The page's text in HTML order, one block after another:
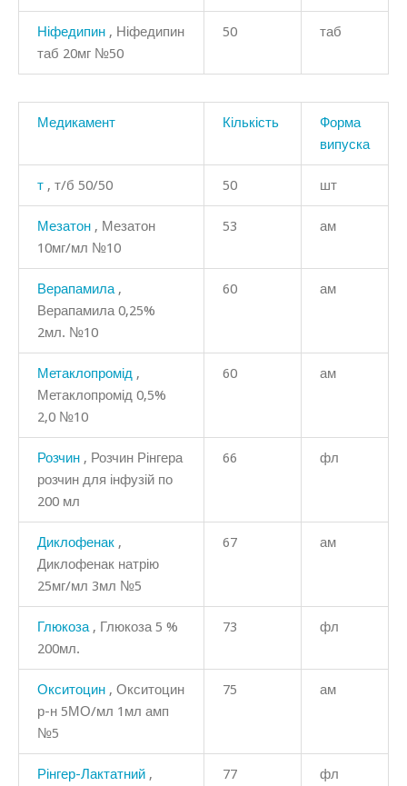
Ніфедипин , Ніфедипин
таб 20мг №50
50 таб
Медикамент Кількість
Форма
випуска
т , т/б 50/50 50 шт
Мезатон , Мезатон
10мг/мл №10
53 ам
Верапамила ,
Верапамила 0,25%
2мл. №10
60 ам
Метаклопромід ,
Метаклопромід 0,5%
2,0 №10
60 ам
Розчин , Розчин Рінгера
розчин для інфузій по
200 мл
66 фл
Диклофенак ,
Диклофенак натрію
25мг/мл 3мл №5
67 ам
Глюкоза , Глюкоза 5 %
200мл.
73 фл
Окситоцин , Окситоцин
р-н 5МО/мл 1мл амп
№5
75 ам
Рінгер-Лактатний ,
77 фл